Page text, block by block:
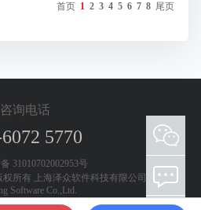
首页 1 2 3 4 5 6 7 8 尾页
咨询电话
5770
31010702002953号
所有 上海泽众软件科技有限公司 Shanghai
Software Co.,Ltd.